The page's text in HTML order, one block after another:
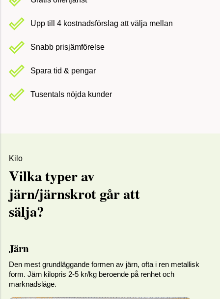
Upp till 4 kostnadsförslag att välja mellan
Snabb prisjämförelse
Spara tid & pengar
Tusentals nöjda kunder
Kilo
Vilka typer av
järn/järnskrot går att
sälja?
Järn
Den mest grundläggande formen av järn, ofta i ren metallisk
form. Järn kilopris 2-5 kr/kg beroende på renhet och
marknadsläge.